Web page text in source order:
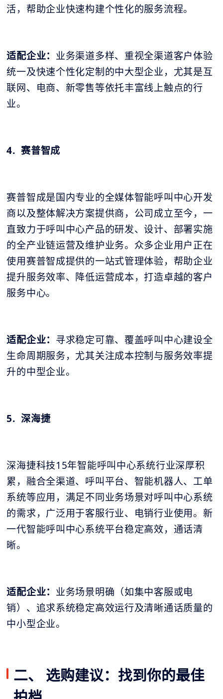
活，帮助企业快速构建个性化的服务流程。
适配企业： 业务渠道多样、重视全渠道客户体验
统一及快速个性化定制的中大型企业，尤其是互
联网、电商、新零售等依托丰富线上触点的行
业。
4. 赛普智成
赛普智成是国内专业的全媒体智能呼叫中心开发
商以及整体解决方案提供商，公司成立至今，一
直致力于呼叫中心产品的研发、设计、部署实施
的全产业链运营及维护业务。众多企业用户正在
使用赛普智成提供的一站式管理体验，帮助企业
提升服务效率、降低运营成本，打造卓越的客户
服务中心。
适配企业： 寻求稳定可靠、覆盖呼叫中心建设全
生命周期服务，尤其关注成本控制与服务效率提
升的中型企业。
5. 深海捷
深海捷科技15年智能呼叫中心系统行业深厚积
累，融合全渠道、呼叫平台、智能机器人、工单
系统等应用，满足不同业务场景对呼叫中心系统
的需求，广泛用于客服行业、电销行业使用。新
一代智能呼叫中心系统平台稳定高效，通话清
晰。
适配企业： 业务场景明确（如集中客服或电
销）、追求系统稳定高效运行及清晰通话质量的
中小型企业。
二、 选购建议：找到你的最佳